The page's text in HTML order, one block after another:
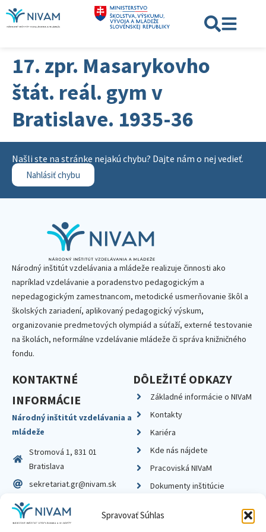
Spravovať Súhlas
17. zpr. Masarykovho
štát. reál. gym v
Bratislave. 1935-36
Našli ste na stránke nejakú chybu? Dajte nám o nej vedieť.
Nahlásiť chybu
Národný inštitút vzdelávania a mládeže realizuje činnosti ako
napríklad vzdelávanie a poradenstvo pedagogickým a
nepedagogickým zamestnancom, metodické usmerňovanie škôl a
školských zariadení, aplikovaný pedagogický výskum,
organizovanie predmetových olympiád a súťaží, externé testovanie
na školách, neformálne vzdelávanie mládeže či správa knižničného
fondu.
KONTAKTNÉ
INFORMÁCIE
Národný inštitút vzdelávania a
mládeže
Stromová 1, 831 01
Bratislava
sekretariat.gr@nivam.sk
IČO: 00164348
DIČ: 2020798714
DÔLEŽITÉ ODKAZY
Základné informácie o NIVaM
Kontakty
Kariéra
Kde nás nájdete
Pracoviská NIVaM
Dokumenty inštitúcie